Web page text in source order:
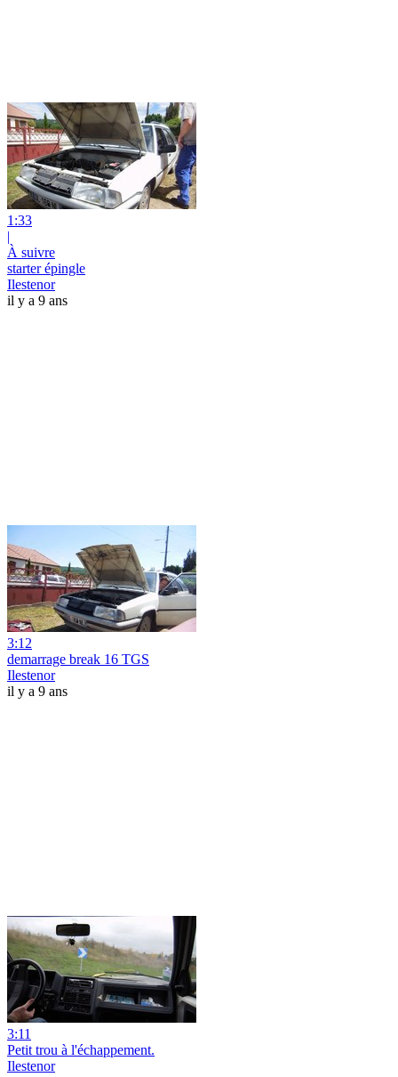
1:33
|
À suivre
starter épingle
Ilestenor
il y a 9 ans
3:12
demarrage break 16 TGS
Ilestenor
il y a 9 ans
3:11
Petit trou à l'échappement.
Ilestenor